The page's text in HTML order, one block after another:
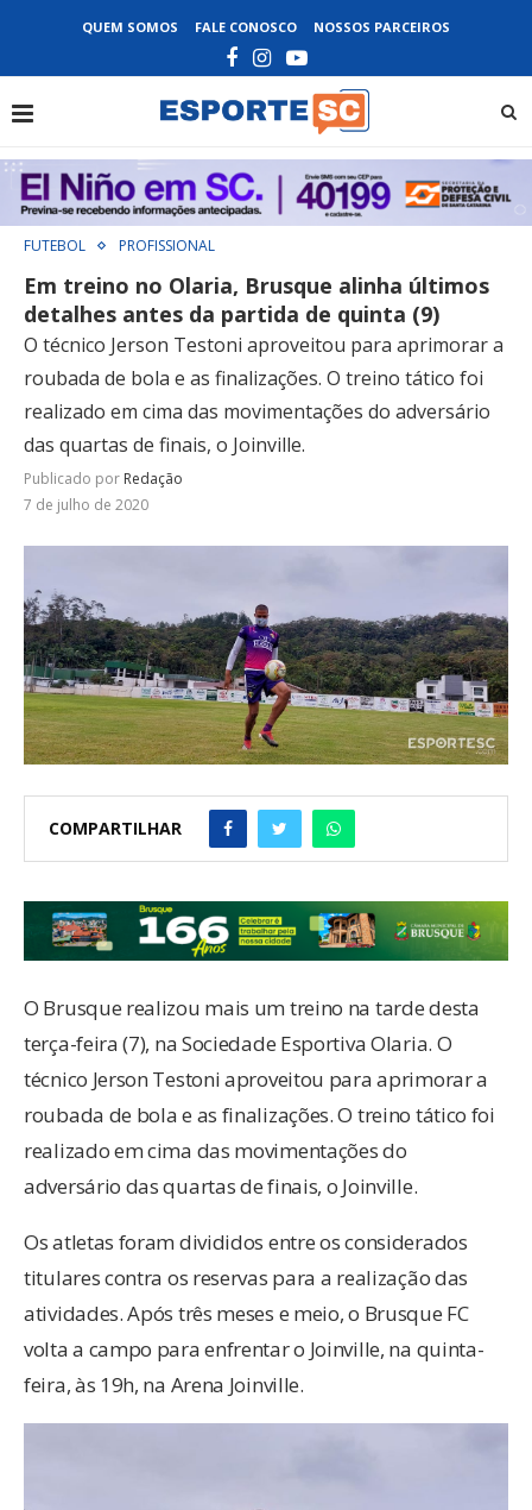
QUEM SOMOS FALE CONOSCO NOSSOS PARCEIROS
FUTEBOL PROFISSIONAL
Em treino no Olaria, Brusque alinha últimos
detalhes antes da partida de quinta (9)
O técnico Jerson Testoni aproveitou para aprimorar a
roubada de bola e as finalizações. O treino tático foi
realizado em cima das movimentações do adversário
das quartas de finais, o Joinville.
Publicado por Redação
7 de julho de 2020
COMPARTILHAR
O Brusque realizou mais um treino na tarde desta
terça-feira (7), na Sociedade Esportiva Olaria. O
técnico Jerson Testoni aproveitou para aprimorar a
roubada de bola e as finalizações. O treino tático foi
realizado em cima das movimentações do
adversário das quartas de finais, o Joinville.
Os atletas foram divididos entre os considerados
titulares contra os reservas para a realização das
atividades. Após três meses e meio, o Brusque FC
volta a campo para enfrentar o Joinville, na quinta-
feira, às 19h, na Arena Joinville.